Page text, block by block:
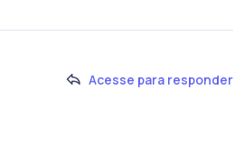
Acesse para responder